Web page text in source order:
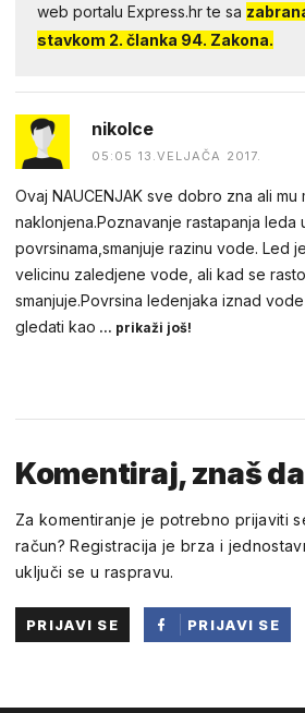
web portalu Express.hr te sa
stavkom 2. članka 94. Zakona.
nikolce
05:05 13.VELJAČA 2017.
Ovaj NAUCENJAK sve dobro zna ali mu
naklonjena.Poznavanje rastapanja leda
povrsinama,smanjuje razinu vode. Led
velicinu zaledjene vode, ali kad se
smanjuje.Povrsina ledenjaka iznad
gledati kao ... prikaži još!
Komentiraj, znaš
Za komentiranje je potrebno prijaviti
račun? Registracija je brza i
uključi se u raspravu.
PRIJAVI SE
PRIJAVI SE